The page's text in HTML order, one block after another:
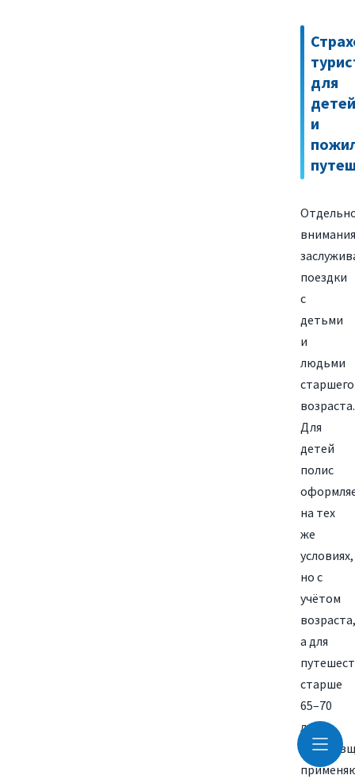
для
детей
и
внимания
поездки
с
детьми
и
людьми
старшего
возраста.
Для
детей
полис
на тех
же
условиях,
но с
учётом
возраста,
а для
старше
65–70
лет